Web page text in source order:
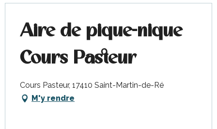
Aire de pique-nique
Cours Pasteur
Cours Pasteur, 17410 Saint-Martin-de-Ré
M'y rendre